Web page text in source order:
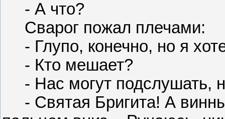
- А что?
Сварог пожал плечами:
- Глупо, конечно, но я
- Кто мешает?
- Нас могут подслушать,
- Святая Бригита! А